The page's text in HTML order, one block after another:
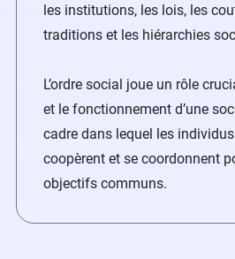
les institutions, les lois, les
traditions et les hiérarchies
L’ordre social joue un rôle
et le fonctionnement d’une
cadre dans lequel les
coopèrent et se coordonnent
objectifs communs.